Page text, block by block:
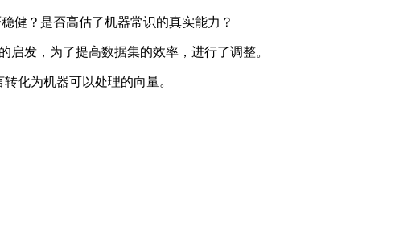
健？是否高估了机器常识的真实能力？
发，为了提高数据集的效率，进行了调整。
化为机器可以处理的向量。